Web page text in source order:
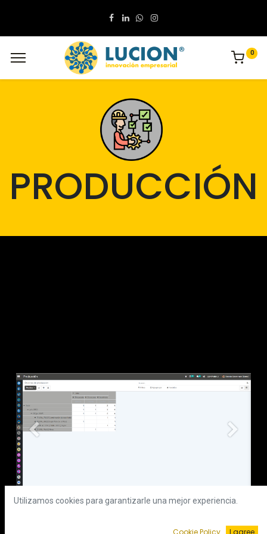
0
PRODUCCIÓN
Anterior
Utilizamos cookies para garantizarle una mejor experiencia.
Cookie Policy I agree